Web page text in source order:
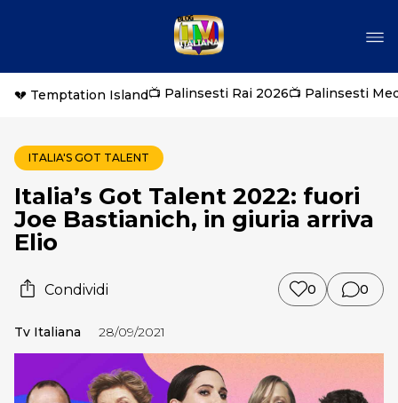
💔 Temptation Island📺 Palinsesti Rai 2026📺 Palinsesti
ITALIA'S GOT TALENT
Italia’s Got Talent 2022: fuori
Joe Bastianich, in giuria arriva
Elio
Condividi 0 0
Tv Italiana 28/09/2021